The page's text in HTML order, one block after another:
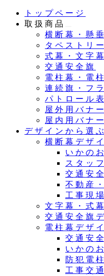
トップページ
取扱商品
横断幕・懸
タペストリー
式幕・文字幕
交通安全旗
電柱幕・電
連続旗・フ
パトロール
屋外用バナ
屋内用バナ
デザインから選ぶ
横断幕デザ
いかの
スタッ
交通安
不動産
工事現
文字幕・式
交通安全旗
電柱幕デザ
交通安
いかの
防犯電
工事交